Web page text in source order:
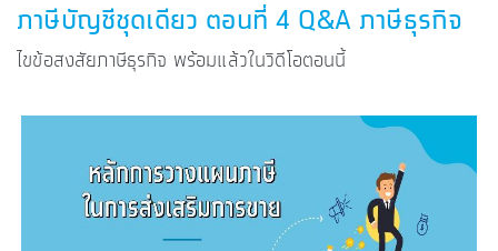
ภาษีบัญชีชุดเดียว ตอนที่ 4 Q&A ภาษีธุรกิจ
ไขข้อสงสัยภาษีธุรกิจ พร้อมแล้วในวิดีโอตอนนี้